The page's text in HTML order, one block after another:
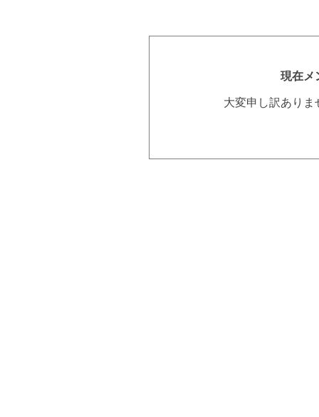
現在メ
大変申し訳あり